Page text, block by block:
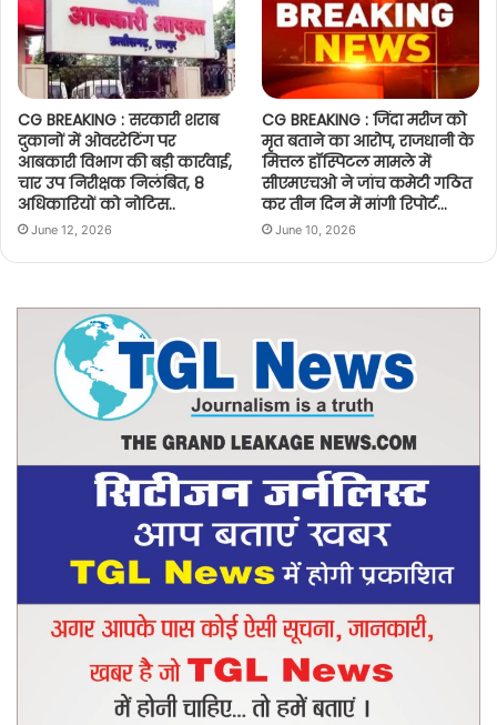
CG BREAKING : सरकारी शराब
दुकानों में ओवररेटिंग पर
आबकारी विभाग की बड़ी कार्रवाई,
चार उप निरीक्षक निलंबित, 8
अधिकारियों को नोटिस..
June 12, 2026
CG BREAKING : जिंदा मरीज को
मृत बताने का आरोप, राजधानी के
मित्तल हॉस्पिटल मामले में
सीएमएचओ ने जांच कमेटी गठित
कर तीन दिन में मांगी रिपोर्ट…
June 10, 2026